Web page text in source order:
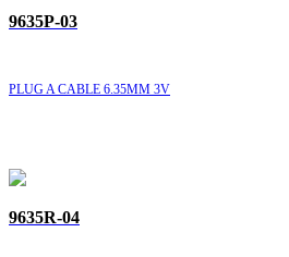
9635P-03
PLUG A CABLE 6.35MM 3V
9635R-04